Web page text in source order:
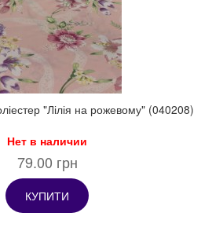
"Лілія на рожевому" (040208)
Нет в наличии
79.00 грн
КУПИТИ